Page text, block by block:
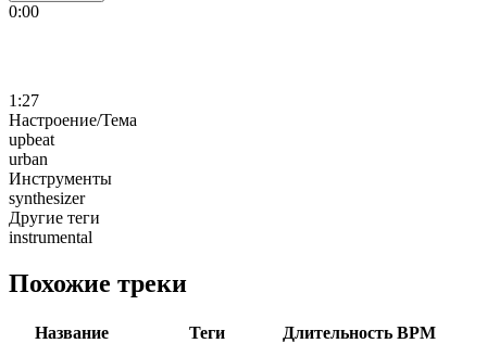
0:00
1:27
Настроение/Тема
upbeat
urban
Инструменты
synthesizer
Другие теги
instrumental
Похожие треки
Название Теги Длительность BPM